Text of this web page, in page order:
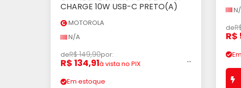
CHARGE 10W USB-C PRETO(A)
MOTOROLA
N/A
deR$ 149,90por:
R$ 134,91à vista no PIX ...
Em estoque
de
R$